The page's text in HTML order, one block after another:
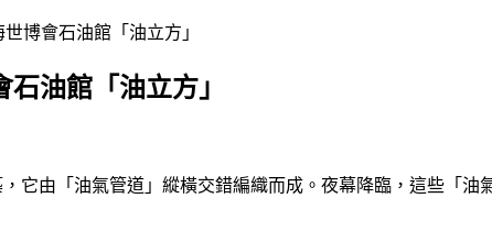
博會石油館「油立方」
油館「油立方」
，它由「油氣管道」縱橫交錯編織而成。夜幕降臨，這些「